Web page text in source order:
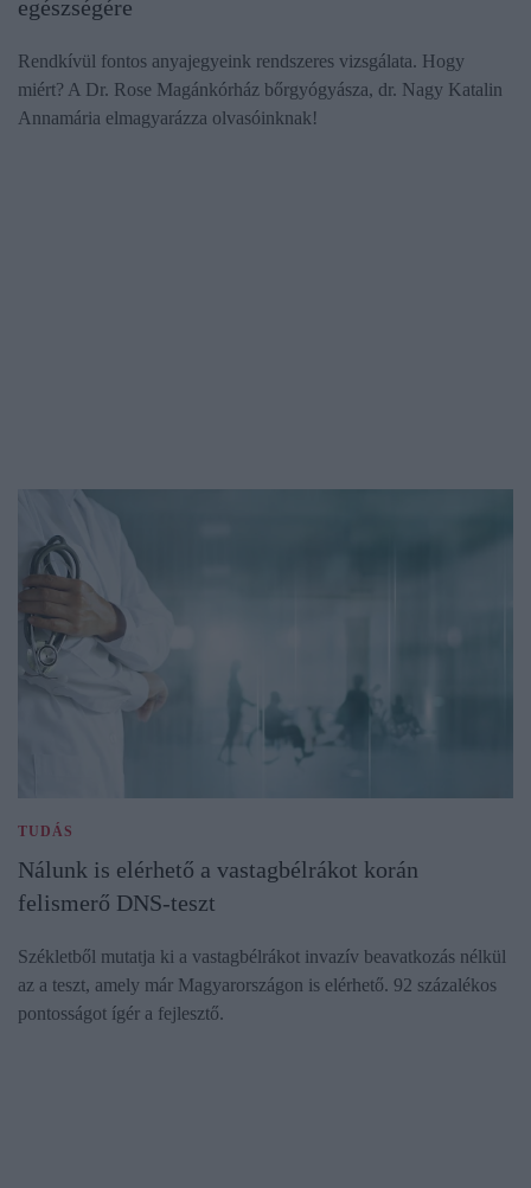
egészségére
Rendkívül fontos anyajegyeink rendszeres vizsgálata. Hogy
miért? A Dr. Rose Magánkórház bőrgyógyásza, dr. Nagy Katalin
Annamária elmagyarázza olvasóinknak!
TUDÁS
Nálunk is elérhető a vastagbélrákot korán
felismerő DNS-teszt
Székletből mutatja ki a vastagbélrákot invazív beavatkozás nélkül
az a teszt, amely már Magyarországon is elérhető. 92 százalékos
pontosságot ígér a fejlesztő.